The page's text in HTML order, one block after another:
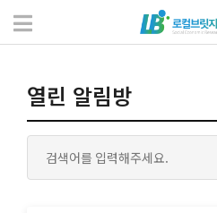
열린 알림방
열린 알림방